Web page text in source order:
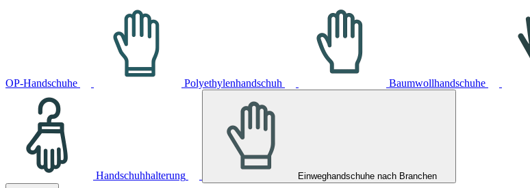
OP-Handschuhe Polyethylenhandschuh Baumwollhandschuhe
Handschuhhalterung
Einweghandschuhe nach Branchen